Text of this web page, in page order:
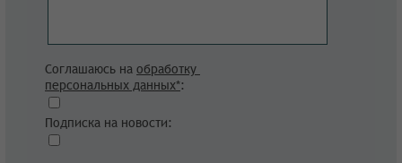
Соглашаюсь на обработку
персональных данных*:
Подписка на новости: